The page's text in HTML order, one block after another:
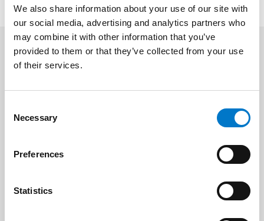
We also share information about your use of our site with
our social media, advertising and analytics partners who
may combine it with other information that you’ve
provided to them or that they’ve collected from your use
of their services.
Necessary
Preferences
Statistics
Pour plus d'informations
Vous avez besoin d’aide, d’un
ou d’informations
complémentaires, n’hésitez pas à nous contacter
Contactez-nous !